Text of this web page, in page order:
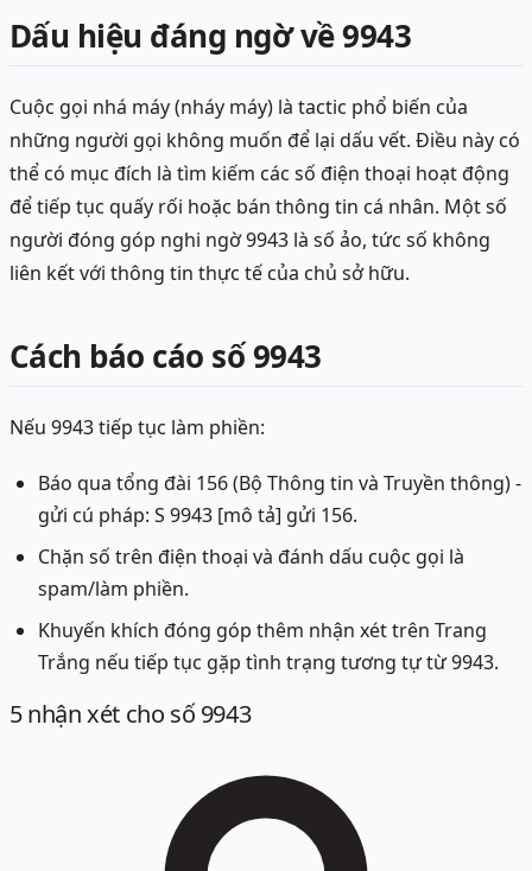
Dấu hiệu đáng ngờ về 9943
Cuộc gọi nhá máy (nháy máy) là tactic phổ biến của
những người gọi không muốn để lại dấu vết. Điều này có
thể có mục đích là tìm kiếm các số điện thoại hoạt động
để tiếp tục quấy rối hoặc bán thông tin cá nhân. Một số
người đóng góp nghi ngờ 9943 là số ảo, tức số không
liên kết với thông tin thực tế của chủ sở hữu.
Cách báo cáo số 9943
Nếu 9943 tiếp tục làm phiền:
Báo qua tổng đài 156 (Bộ Thông tin và Truyền thông) -
gửi cú pháp: S 9943 [mô tả] gửi 156.
Chặn số trên điện thoại và đánh dấu cuộc gọi là
spam/làm phiền.
Khuyến khích đóng góp thêm nhận xét trên Trang
Trắng nếu tiếp tục gặp tình trạng tương tự từ 9943.
5nhận xét cho số 9943